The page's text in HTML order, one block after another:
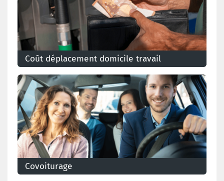
Coût déplacement domicile travail
Le coût financier des trajets du domicile au lieu de
travail diffère selon le mode de transport et selon la
distance parcourue
Covoiturage
Le covoiturage organisé en entreprise offre de